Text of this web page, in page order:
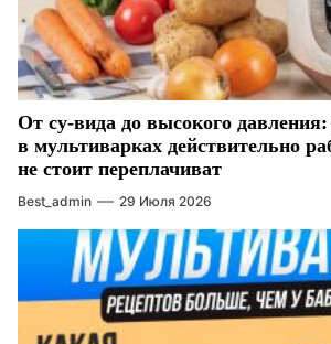
От су-вида до высокого
в мультиварках действительно
не стоит переплачиват
Best_admin 29 Июля 2026